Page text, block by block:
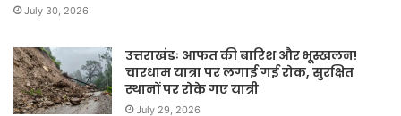
July 30, 2026
उत्तराखंडः आफत की बारिश और भूस्खलन!
चारधाम यात्रा पर लगाई गई रोक, सुरक्षित
स्थानों पर रोके गए यात्री
July 29, 2026